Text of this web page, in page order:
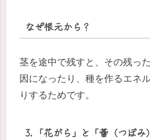
なぜ根元から？
茎を途中で残すと、その残っ
因になったり、種を作るエネ
りするためです。
3. 「花がら」と「蕾（つぼ